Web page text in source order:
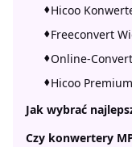
Hicoo
Freeconvert
Online-Convert
Hicoo
Jak wybrać
Czy konwertery